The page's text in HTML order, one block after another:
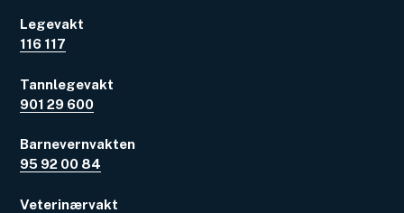
Legevakt
116 117
Tannlegevakt
901 29 600
Barnevernvakten
95 92 00 84
Veterinærvakt